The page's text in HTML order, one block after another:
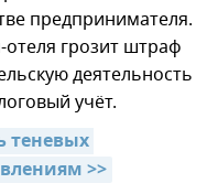
предпринимателя.
грозит штраф
деятельность
учёт.
теневых
>>